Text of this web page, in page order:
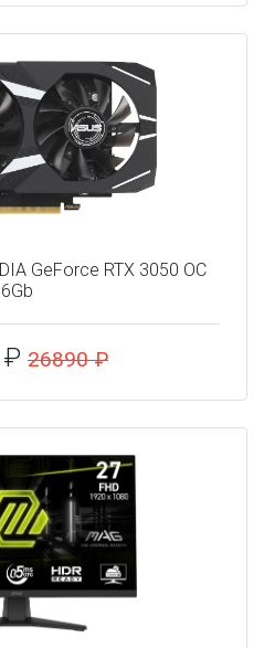
GeForce RTX 3050 OC
6Gb
26890 ₽